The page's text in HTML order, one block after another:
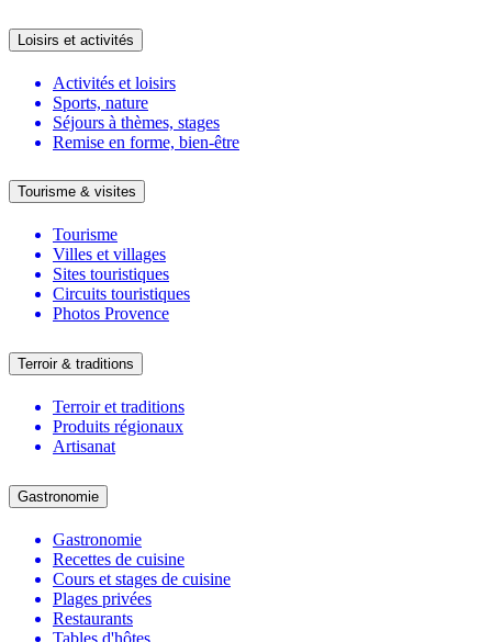
Loisirs et activités
Activités et loisirs
Sports, nature
Séjours à thèmes, stages
Remise en forme, bien-être
Tourisme & visites
Tourisme
Villes et villages
Sites touristiques
Circuits touristiques
Photos Provence
Terroir & traditions
Terroir et traditions
Produits régionaux
Artisanat
Gastronomie
Gastronomie
Recettes de cuisine
Cours et stages de cuisine
Plages privées
Restaurants
Tables d'hôtes